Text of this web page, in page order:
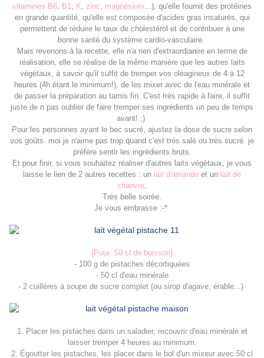
vitamines B6, B1, K, zinc, magnésium...), qu'elle fournit des protéines
en grande quantité, qu'elle est composée d'acides gras insaturés, qui
permettent de réduire le taux de cholestérol et de contribuer à une
bonne santé du système cardio-vasculaire.
Mais revenons à la recette, elle n'a rien d'extraordianire en terme de
réalisation, elle se réalise de la même manière que les autres laits
végétaux, à savoir qu'il suffit de tremper vos oléagineux de 4 à 12
heures (4h étant le minimum!), de les mixer avec de l'eau minérale et
de passer la préparation au tamis fin. C'est très rapide à faire, il suffit
juste de n pas oublier de faire tremper ses ingrédients un peu de temps
avant! ;)
Pour les personnes ayant le bec sucré, ajustez la dose de sucre selon
vos goûts. moi je n'aime pas trop quand c'est très salé ou très sucré. je
préfère sentir les ingrédients bruts.
Et pour finir, si vous souhaitez réaliser d'autres laits végétaux, je vous
laisse le lien de 2 autres recettes : un lait d'amande et un lait de
chanvre.
Très belle soirée.
Je vous embrasse :-*
{Pour 50 cl de boisson}
- 100 g de pistaches décortiquées
- 50 cl d'eau minérale
- 2 cuillères à soupe de sucre complet (ou sirop d'agave, érable...)
1. Placer les pistaches dans un saladier, recouvrir d'eau minérale et
laisser tremper 4 heures au minimum.
2. Égoutter les pistaches, les placer dans le bol d'un mixeur avec 50 cl